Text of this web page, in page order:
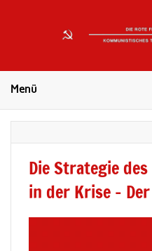
Menü
Die Strategie
in der Krise –